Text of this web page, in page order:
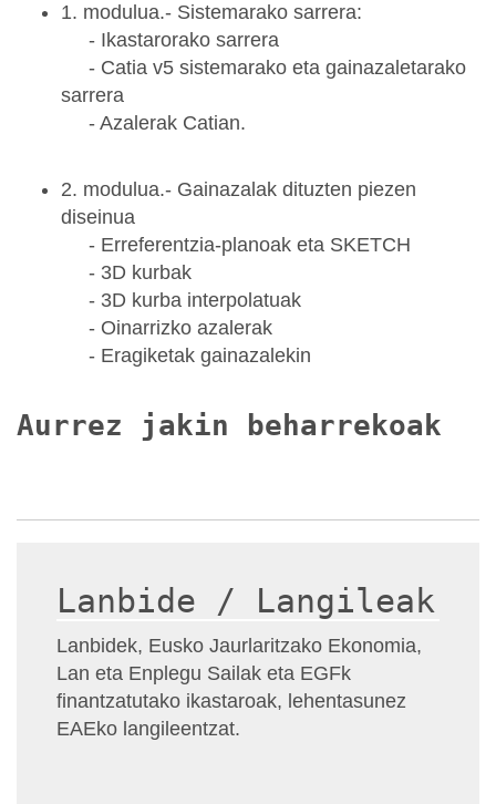
1. modulua.- Sistemarako sarrera:
- Ikastarorako sarrera
- Catia v5 sistemarako eta gainazaletarako
sarrera
- Azalerak Catian.
2. modulua.- Gainazalak dituzten piezen
diseinua
- Erreferentzia-planoak eta SKETCH
- 3D kurbak
- 3D kurba interpolatuak
- Oinarrizko azalerak
- Eragiketak gainazalekin
Aurrez jakin beharrekoak
Lanbide / Langileak
Lanbidek, Eusko Jaurlaritzako Ekonomia,
Lan eta Enplegu Sailak eta EGFk
finantzatutako ikastaroak, lehentasunez
EAEko langileentzat.